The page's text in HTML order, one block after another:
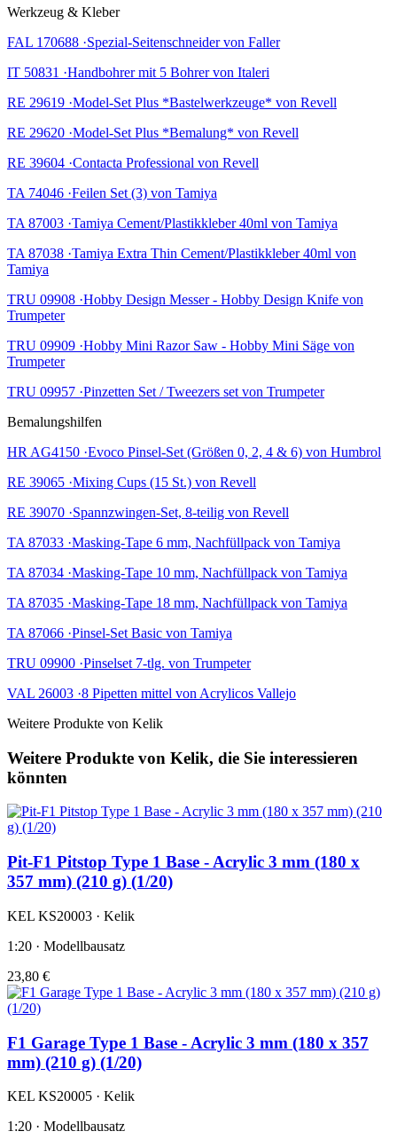
Werkzeug & Kleber
FAL 170688 ·Spezial-Seitenschneider von Faller
IT 50831 ·Handbohrer mit 5 Bohrer von Italeri
RE 29619 ·Model-Set Plus *Bastelwerkzeuge* von Revell
RE 29620 ·Model-Set Plus *Bemalung* von Revell
RE 39604 ·Contacta Professional von Revell
TA 74046 ·Feilen Set (3) von Tamiya
TA 87003 ·Tamiya Cement/Plastikkleber 40ml von Tamiya
TA 87038 ·Tamiya Extra Thin Cement/Plastikkleber 40ml von
Tamiya
TRU 09908 ·Hobby Design Messer - Hobby Design Knife von
Trumpeter
TRU 09909 ·Hobby Mini Razor Saw - Hobby Mini Säge von
Trumpeter
TRU 09957 ·Pinzetten Set / Tweezers set von Trumpeter
Bemalungshilfen
HR AG4150 ·Evoco Pinsel-Set (Größen 0, 2, 4 & 6) von Humbrol
RE 39065 ·Mixing Cups (15 St.) von Revell
RE 39070 ·Spannzwingen-Set, 8-teilig von Revell
TA 87033 ·Masking-Tape 6 mm, Nachfüllpack von Tamiya
TA 87034 ·Masking-Tape 10 mm, Nachfüllpack von Tamiya
TA 87035 ·Masking-Tape 18 mm, Nachfüllpack von Tamiya
TA 87066 ·Pinsel-Set Basic von Tamiya
TRU 09900 ·Pinselset 7-tlg. von Trumpeter
VAL 26003 ·8 Pipetten mittel von Acrylicos Vallejo
Weitere Produkte von Kelik
Weitere Produkte von Kelik, die Sie interessieren
könnten
Pit-F1 Pitstop Type 1 Base - Acrylic 3 mm (180 x
357 mm) (210 g) (1/20)
KEL KS20003 · Kelik
1:20 · Modellbausatz
23,80 €
F1 Garage Type 1 Base - Acrylic 3 mm (180 x 357
mm) (210 g) (1/20)
KEL KS20005 · Kelik
1:20 · Modellbausatz